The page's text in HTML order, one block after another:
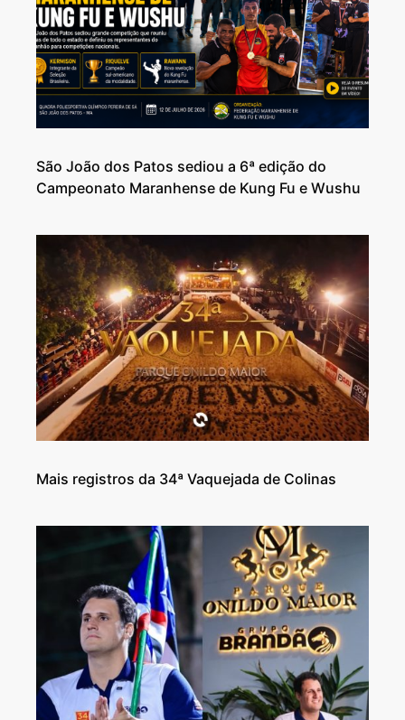
São João dos Patos sediou a 6ª edição do
Campeonato Maranhense de Kung Fu e Wushu
Mais registros da 34ª Vaquejada de Colinas